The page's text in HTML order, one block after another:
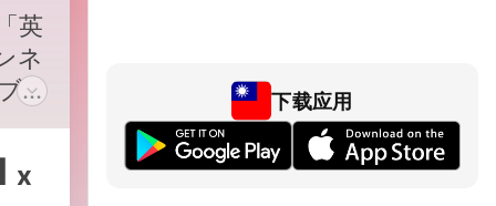
英
ネ
ル
x
下载应用